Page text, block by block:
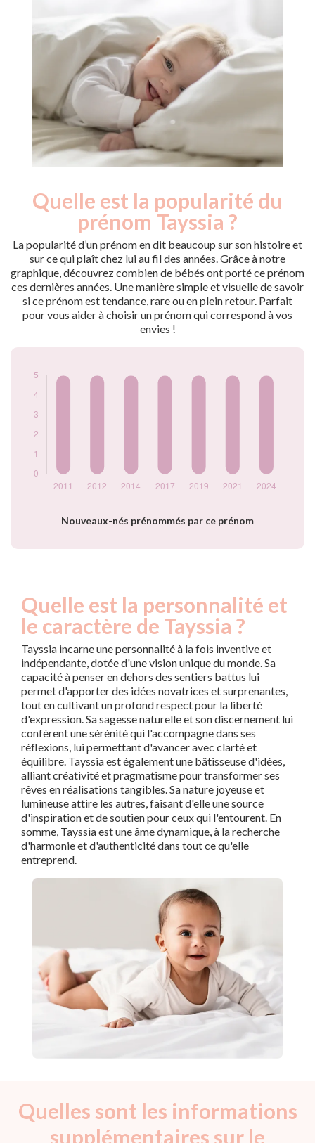
Quelle est la popularité du
prénom Tayssia ?
La popularité d’un prénom en dit beaucoup sur son histoire et
sur ce qui plaît chez lui au fil des années. Grâce à notre
graphique, découvrez combien de bébés ont porté ce prénom
ces dernières années. Une manière simple et visuelle de savoir
si ce prénom est tendance, rare ou en plein retour. Parfait
pour vous aider à choisir un prénom qui correspond à vos
envies !
Nouveaux-nés prénommés par ce prénom
année
Année
Nouveaux-
nés
2012
5
2014
5
2017
5
2019
5
2021
5
2024
5
Quelle est la personnalité et
le caractère de Tayssia ?
Tayssia incarne une personnalité à la fois inventive et
indépendante, dotée d'une vision unique du monde. Sa
capacité à penser en dehors des sentiers battus lui
permet d'apporter des idées novatrices et surprenantes,
tout en cultivant un profond respect pour la liberté
d'expression. Sa sagesse naturelle et son discernement lui
confèrent une sérénité qui l'accompagne dans ses
réflexions, lui permettant d'avancer avec clarté et
équilibre. Tayssia est également une bâtisseuse d'idées,
alliant créativité et pragmatisme pour transformer ses
rêves en réalisations tangibles. Sa nature joyeuse et
lumineuse attire les autres, faisant d'elle une source
d'inspiration et de soutien pour ceux qui l'entourent. En
somme, Tayssia est une âme dynamique, à la recherche
d'harmonie et d'authenticité dans tout ce qu'elle
entreprend.
Quelles sont les informations
supplémentaires sur le